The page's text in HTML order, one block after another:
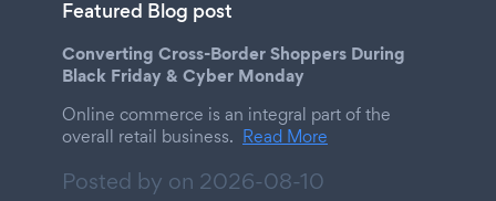
Featured Blog post
Converting Cross-Border Shoppers During
Black Friday & Cyber Monday
Online commerce is an integral part of the
overall retail business. Read More
Posted by on 2026-08-10